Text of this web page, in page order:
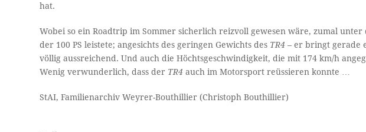
hat.
Wobei so ein Roadtrip im Sommer sicherlich reizvoll gewesen wäre, zumal
der 100 PS leistete; angesichts des geringen Gewichts des TR4 – er bringt gerade
völlig aussreichend. Und auch die Höchtsgeschwindigkeit, die mit 174 km/h
Wenig verwunderlich, dass der TR4auch im Motorsport re­üs­sie­ren konnte …
StAI, Familienarchiv Weyrer-Bouthillier (Christoph Bouthillier)